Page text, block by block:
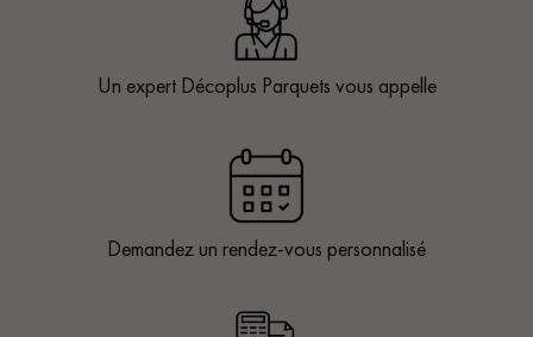
Un expert Décoplus Parquets vous appelle
Demandez un rendez-vous personnalisé